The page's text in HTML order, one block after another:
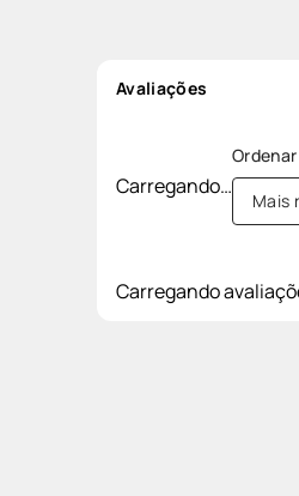
Avaliações
Carregando…
Mais
Carregando